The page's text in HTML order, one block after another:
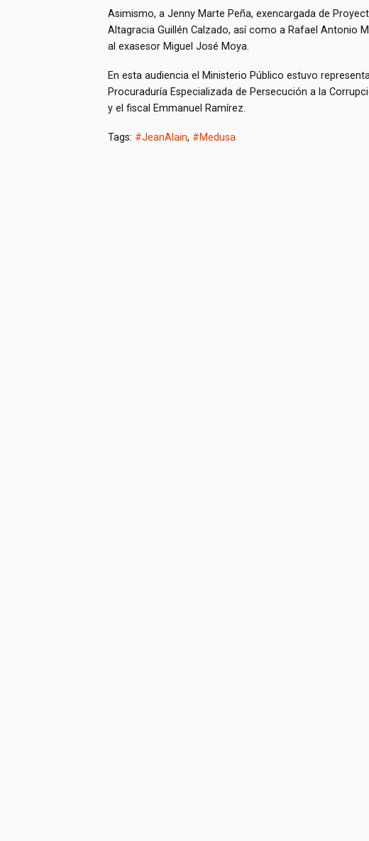
Asimismo, a Jenny Marte Peña, exencargada de
Altagracia Guillén Calzado, así como a Rafael Antonio
al exasesor Miguel José Moya.
En esta audiencia el Ministerio Público estuvo
Procuraduría Especializada de Persecución a la
y el fiscal Emmanuel Ramírez.
Tags: #JeanAlain, #Medusa